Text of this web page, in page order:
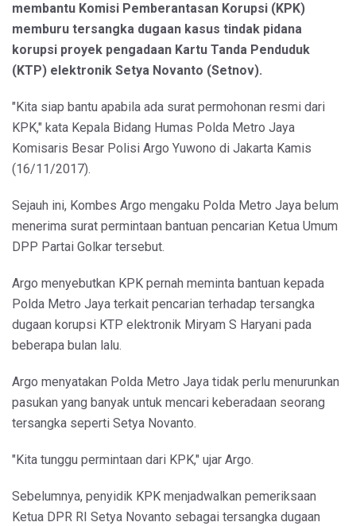
membantu Komisi Pemberantasan Korupsi (KPK)
memburu tersangka dugaan kasus tindak pidana
korupsi proyek pengadaan Kartu Tanda Penduduk
(KTP) elektronik Setya Novanto (Setnov).
"Kita siap bantu apabila ada surat permohonan resmi dari
KPK," kata Kepala Bidang Humas Polda Metro Jaya
Komisaris Besar Polisi Argo Yuwono di Jakarta Kamis
(16/11/2017).
Sejauh ini, Kombes Argo mengaku Polda Metro Jaya belum
menerima surat permintaan bantuan pencarian Ketua Umum
DPP Partai Golkar tersebut.
Argo menyebutkan KPK pernah meminta bantuan kepada
Polda Metro Jaya terkait pencarian terhadap tersangka
dugaan korupsi KTP elektronik Miryam S Haryani pada
beberapa bulan lalu.
Argo menyatakan Polda Metro Jaya tidak perlu menurunkan
pasukan yang banyak untuk mencari keberadaan seorang
tersangka seperti Setya Novanto.
"Kita tunggu permintaan dari KPK," ujar Argo.
Sebelumnya, penyidik KPK menjadwalkan pemeriksaan
Ketua DPR RI Setya Novanto sebagai tersangka dugaan